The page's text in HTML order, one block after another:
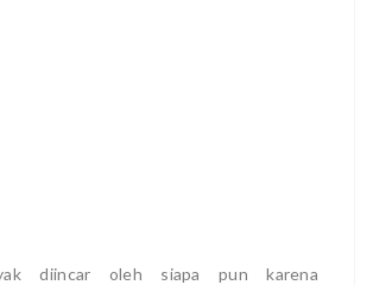
diincar oleh siapa pun karena